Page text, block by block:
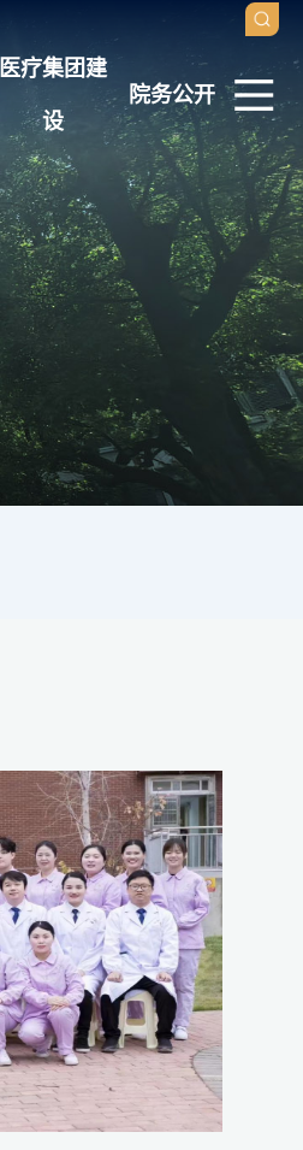
医疗集团建
设
院务公开